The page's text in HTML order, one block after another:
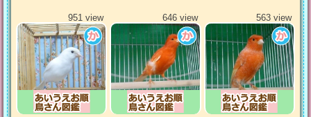
951 view 646 view 563 view